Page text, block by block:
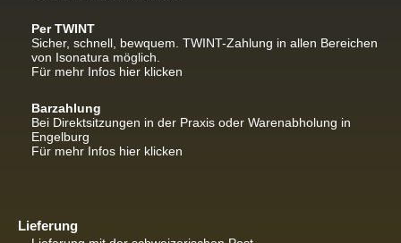
Per TWINT
Sicher, schnell, bewquem. TWINT-Zahlung in allen Bereichen
von Isonatura möglich.
Für mehr Infos hier klicken
Barzahlung
Bei Direktsitzungen in der Praxis oder Warenabholung in
Engelburg
Für mehr Infos hier klicken
Lieferung